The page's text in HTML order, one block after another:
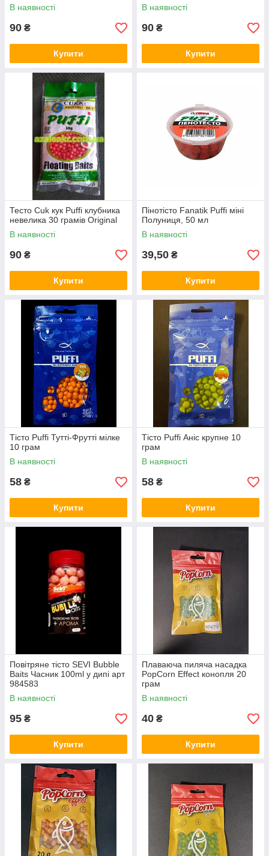
В наявності
90 ₴
Купити
В наявності
90 ₴
Купити
Тесто Cuk кук Puffi клубника
невелика 30 грамів Original
В наявності
90 ₴
Купити
Пінотісто Fanatik Puffi міні
Полуниця, 50 мл
В наявності
39,50 ₴
Купити
Тісто Puffi Тутті-Фрутті мілке
10 грам
В наявності
58 ₴
Купити
Тісто Puffi Аніс крупне 10
грам
В наявності
58 ₴
Купити
Повітряне тісто SEVI Bubble
Baits Часник 100ml у дипі арт
984583
В наявності
95 ₴
Купити
Плаваюча пиляча насадка
PopCorn Effect конопля 20
грам
В наявності
40 ₴
Купити